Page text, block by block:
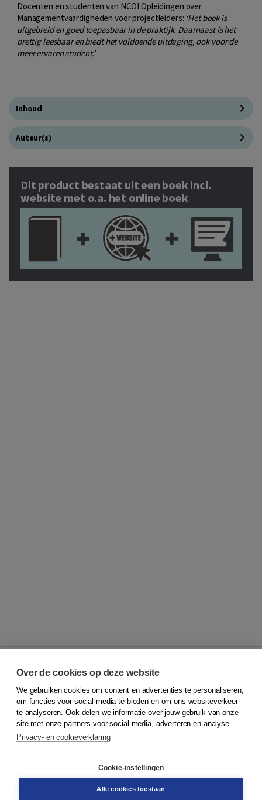
Docenten en studenten van NCOI Opleidingen over
Managementvaardigheden voor projectleiders: ‘Het boek is
uitgebreid en goed toepasbaar in de praktijk. Daarnaast is het
prettig leesbaar en biedt het voldoende uitdaging, ook voor de
meer ervaren student.’
Inhoud
Auteur(s)
Dit product bestaat uit een boek incl.
website met o.a. het online boek
© 2026Koninklijke Boom uitgevers
Klantenservice
Service & informatie
Contact
Over de cookies op deze website
We gebruiken cookies om content en advertenties te personaliseren,
om functies voor social media te bieden en om ons websiteverkeer
te analyseren. Ook delen we informatie over jouw gebruik van onze
site met onze partners voor social media, adverteren en analyse.
Privacy- en cookieverklaring
Cookie-instellingen
Alle cookies toestaan